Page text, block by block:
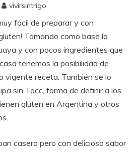
vivirsintrigo
fácil de preparar y con
Tomando como base la
y con pocos ingredientes que
tenemos la posibilidad de
vigente receta. También se lo
sin Tacc, forma de definir a los
gluten en Argentina y otros
casero pero con delicioso sabor